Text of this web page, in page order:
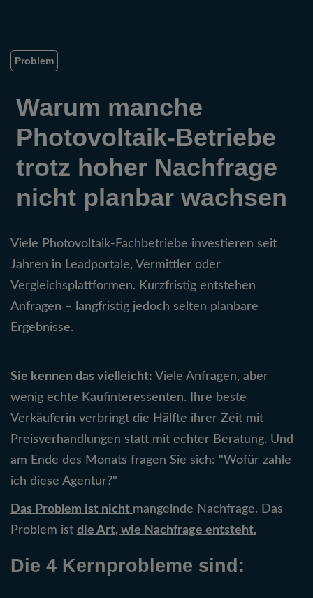
Problem
Warum manche
Photovoltaik-Betriebe
trotz hoher Nachfrage
nicht planbar wachsen
Viele Photovoltaik-Fachbetriebe investieren seit
Jahren in Leadportale, Vermittler oder
Vergleichsplattformen. Kurzfristig entstehen
Anfragen – langfristig jedoch selten planbare
Ergebnisse.
Sie kennen das vielleicht: Viele Anfragen, aber
wenig echte Kaufinteressenten. Ihre beste
Verkäuferin verbringt die Hälfte ihrer Zeit mit
Preisverhandlungen statt mit echter Beratung. Und
am Ende des Monats fragen Sie sich: "Wofür zahle
ich diese Agentur?"
Das Problem ist nicht mangelnde Nachfrage. Das
Problem ist die Art, wie Nachfrage entsteht.
Die 4 Kernprobleme sind: